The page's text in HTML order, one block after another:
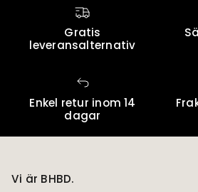
Gratis
leveransalternativ
Enkel retur inom 14
dagar
Vi är BHBD.